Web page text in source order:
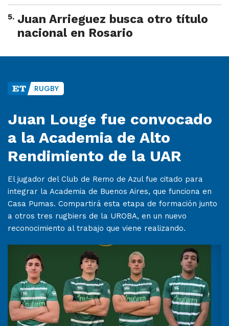
5. Juan Arrieguez busca otro título
nacional en Rosario
RUGBY
Juan Louge fue convocado
a la Academia de Alto
Rendimiento de la UAR
El jugador del Club de Remo de Azul fue citado para
integrar la Academia de Buenos Aires, que funciona en
Casa Pumas. Compartirá esta etapa de formación junto
a otros tres rugbiers de la UROBA, en un nuevo
reconocimiento al trabajo que viene realizando.